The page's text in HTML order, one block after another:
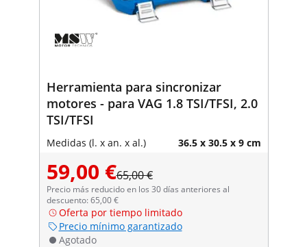
Herramienta para sincronizar
motores - para VAG 1.8 TSI/TFSI, 2.0
TSI/TFSI
Medidas (l. x an. x al.) 36.5 x 30.5 x 9 cm
59,00 €65,00 €
Precio más reducido en los 30 días anteriores al
descuento: 65,00 €
Oferta por tiempo limitado
Precio mínimo garantizado
Agotado